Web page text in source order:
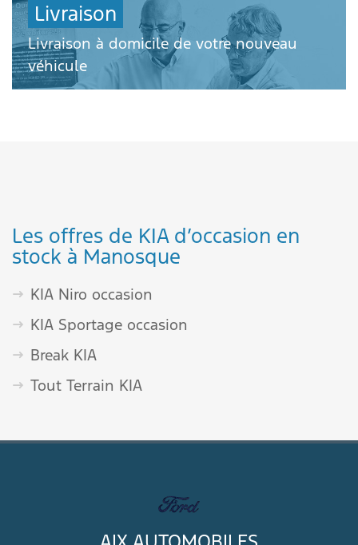
Livraison
Livraison à domicile de votre nouveau
véhicule
Les offres de KIA d’occasion en
stock à Manosque
KIA Niro occasion
KIA Sportage occasion
Break KIA
Tout Terrain KIA